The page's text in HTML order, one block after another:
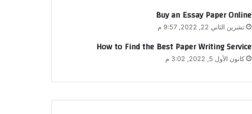
Buy an Essay Paper Online
تشرين الثاني 22, 2022, 9:57 م
How to Find the Best Paper Writing Service
كانون الأول 5, 2022, 3:02 م